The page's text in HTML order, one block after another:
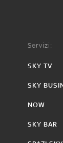
Servizi:
SKY TV
SKY
NOW
SKY BAR